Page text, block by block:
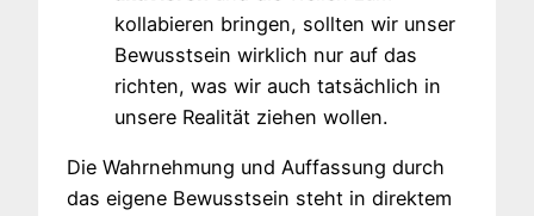
kollabieren bringen, sollten wir unser
Bewusstsein wirklich nur auf das
richten, was wir auch tatsächlich in
unsere Realität ziehen wollen.
Die Wahrnehmung und Auffassung durch
das eigene Bewusstsein steht in direktem